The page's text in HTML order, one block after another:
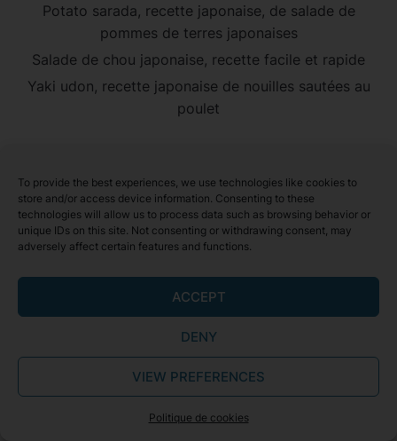
To provide the best experiences, we use technologies like cookies to
store and/or access device information. Consenting to these
technologies will allow us to process data such as browsing behavior or
unique IDs on this site. Not consenting or withdrawing consent, may
adversely affect certain features and functions.
ACCEPT
DENY
VIEW PREFERENCES
Politique de cookies
Potato sarada, recette japonaise, de salade de
pommes de terres japonaises
Salade de chou japonaise, recette facile et rapide
Yaki udon, recette japonaise de nouilles sautées au
poulet
CATEGORIES
Boeuf
Dessert
Poisson
Porc